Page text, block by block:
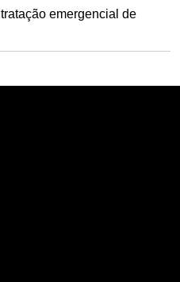
emergencial de